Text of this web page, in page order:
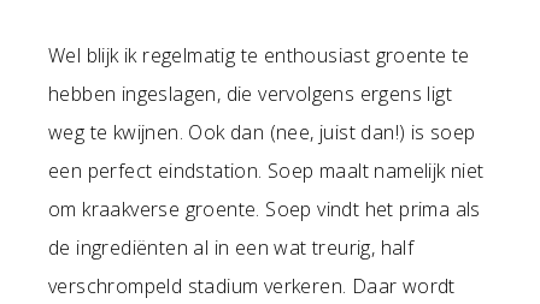
Wel blijk ik regelmatig te enthousiast groente te
hebben ingeslagen, die vervolgens ergens ligt
weg te kwijnen. Ook dan (nee, juist dan!) is soep
een perfect eindstation. Soep maalt namelijk niet
om kraakverse groente. Soep vindt het prima als
de ingrediënten al in een wat treurig, half
verschrompeld stadium verkeren. Daar wordt